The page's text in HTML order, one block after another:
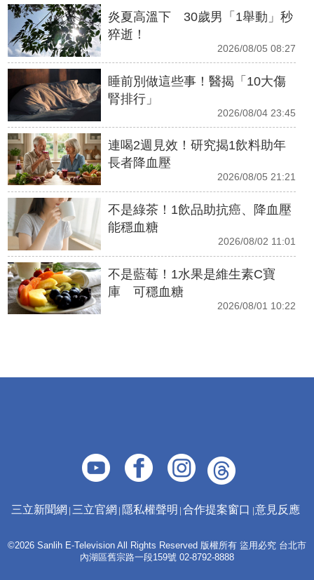
炎夏高溫下 30歲男「1舉動」秒
猝逝！
2026/08/05 08:27
睡前別做這些事！醫揭「10大傷
腎排行」
2026/08/04 23:45
連喝2週見效！研究揭1飲料助年
長者降血壓
2026/08/05 21:21
不是綠茶！1飲品助抗癌、降血壓
能穩血糖
2026/08/02 11:01
不是藍莓！1水果是維生素C寶
庫 可穩血糖
2026/08/01 10:22
三立新聞網 三立官網 隱私權聲明 合作提案窗口 意見反應
©2026 Sanlih E-Television All Rights Reserved 版權所有 盜用必究 台北市
內湖區舊宗路一段159號 02-8792-8888